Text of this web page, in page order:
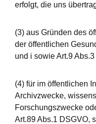
erfolgt, die uns
(3) aus Gründen des
der öffentlichen
und i sowie Art.9
(4) für im öffentlichen
Archivzwecke,
Forschungszwecke
Art.89 Abs.1 DSGVO,